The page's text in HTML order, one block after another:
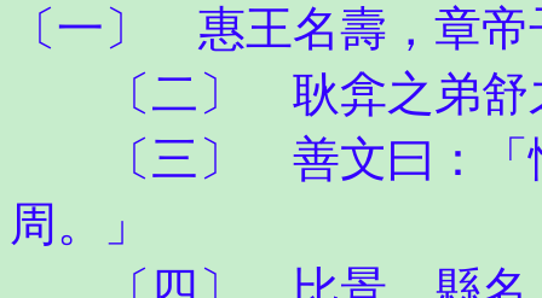
〔一〕 惠王名壽，章帝
〔二〕 耿弇之弟舒
〔三〕 善文曰：「惲
周。」